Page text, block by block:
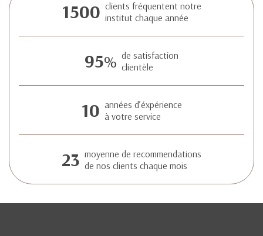
1500 clients fréquentent notre
institut chaque année
95% de satisfaction
clientèle
10 années d’éxpérience
à votre service
23 moyenne de recommendations
de nos clients chaque mois